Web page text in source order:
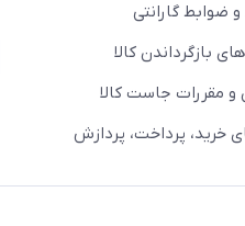
ضوابط گارانتی
بازگرداندن کالا
و مقررات جاست کالا
خرید، پرداخت، پردازش